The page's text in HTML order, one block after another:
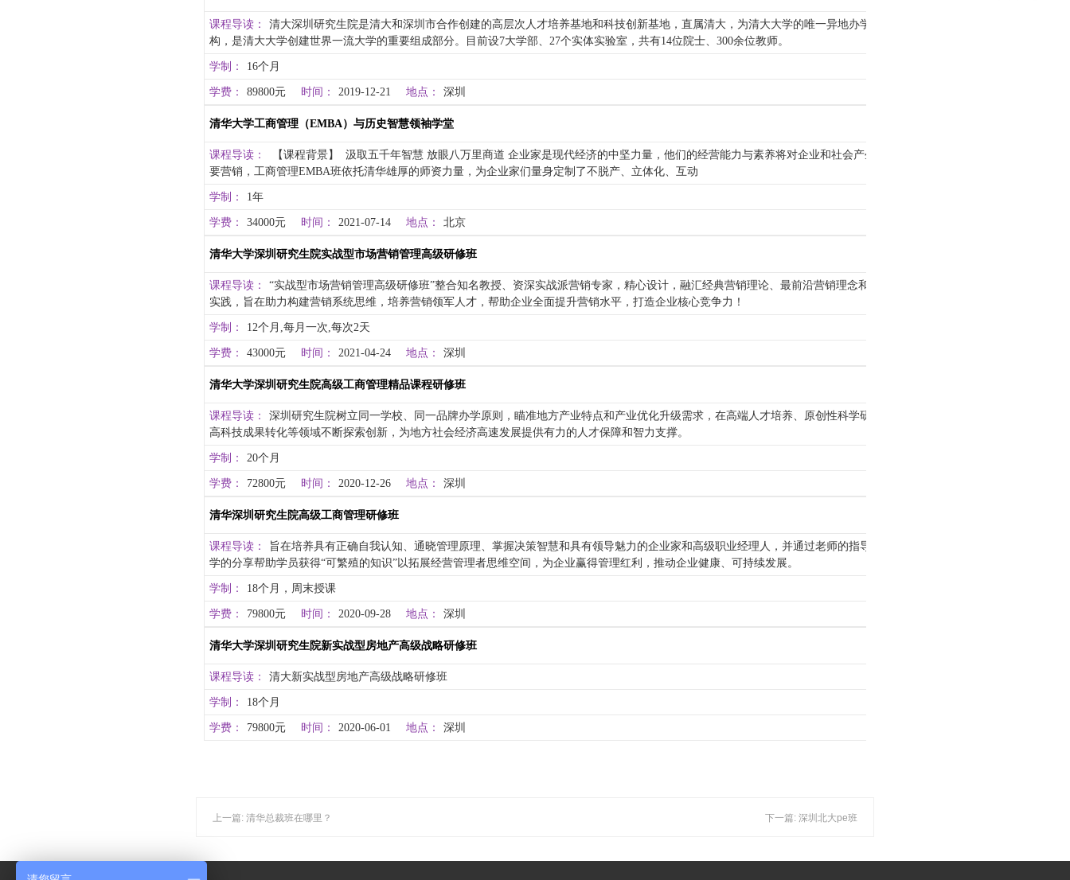
课程导读：
清大深圳研究生院是清大和深圳市合作创建的高层次人才培养基地和科技创新基地，直属清大，为清大大学的唯一异地办学机
构，是清大大学创建世界一流大学的重要组成部分。目前设7大学部、27个实体实验室，共有14位院士、300余位教师。
学制： 16个月
学费： 89800元 时间： 2019-12-21 地点： 深圳
清华大学工商管理（EMBA）与历史智慧领袖学堂
课程导读：
【课程背景】 汲取五千年智慧 放眼八万里商道 企业家是现代经济的中坚力量，他们的经营能力与素养将对企业和社会产生重
要营销，工商管理EMBA班依托清华雄厚的师资力量，为企业家们量身定制了不脱产、立体化、互动
学制： 1年
学费： 34000元 时间： 2021-07-14 地点： 北京
清华大学深圳研究生院实战型市场营销管理高级研修班
课程导读：
“实战型市场营销管理高级研修班”整合知名教授、资深实战派营销专家，精心设计，融汇经典营销理论、最前沿营销理念和最佳
实践，旨在助力构建营销系统思维，培养营销领军人才，帮助企业全面提升营销水平，打造企业核心竞争力！
学制： 12个月,每月一次,每次2天
学费： 43000元 时间： 2021-04-24 地点： 深圳
清华大学深圳研究生院高级工商管理精品课程研修班
课程导读：
深圳研究生院树立同一学校、同一品牌办学原则，瞄准地方产业特点和产业优化升级需求，在高端人才培养、原创性科学研究、
高科技成果转化等领域不断探索创新，为地方社会经济高速发展提供有力的人才保障和智力支撑。
学制： 20个月
学费： 72800元 时间： 2020-12-26 地点： 深圳
清华深圳研究生院高级工商管理研修班
课程导读：
旨在培养具有正确自我认知、通晓管理原理、掌握决策智慧和具有领导魅力的企业家和高级职业经理人，并通过老师的指导、同
学的分享帮助学员获得“可繁殖的知识”以拓展经营管理者思维空间，为企业赢得管理红利，推动企业健康、可持续发展。
学制： 18个月，周末授课
学费： 79800元 时间： 2020-09-28 地点： 深圳
清华大学深圳研究生院新实战型房地产高级战略研修班
课程导读： 清大新实战型房地产高级战略研修班
学制： 18个月
学费： 79800元 时间： 2020-06-01 地点： 深圳
上一篇: 清华总裁班在哪里？ 下一篇: 深圳北大pe班